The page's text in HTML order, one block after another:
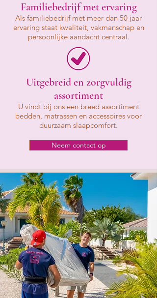
Familiebedrijf met ervaring
Als familiebedrijf met meer dan 50 jaar
ervaring staat kwaliteit, vakmanschap en
persoonlijke aandacht centraal.
Uitgebreid en zorgvuldig
assortiment
U vindt bij ons een breed assortiment
bedden, matrassen en accessoires voor
duurzaam slaapcomfort.
Neem contact op